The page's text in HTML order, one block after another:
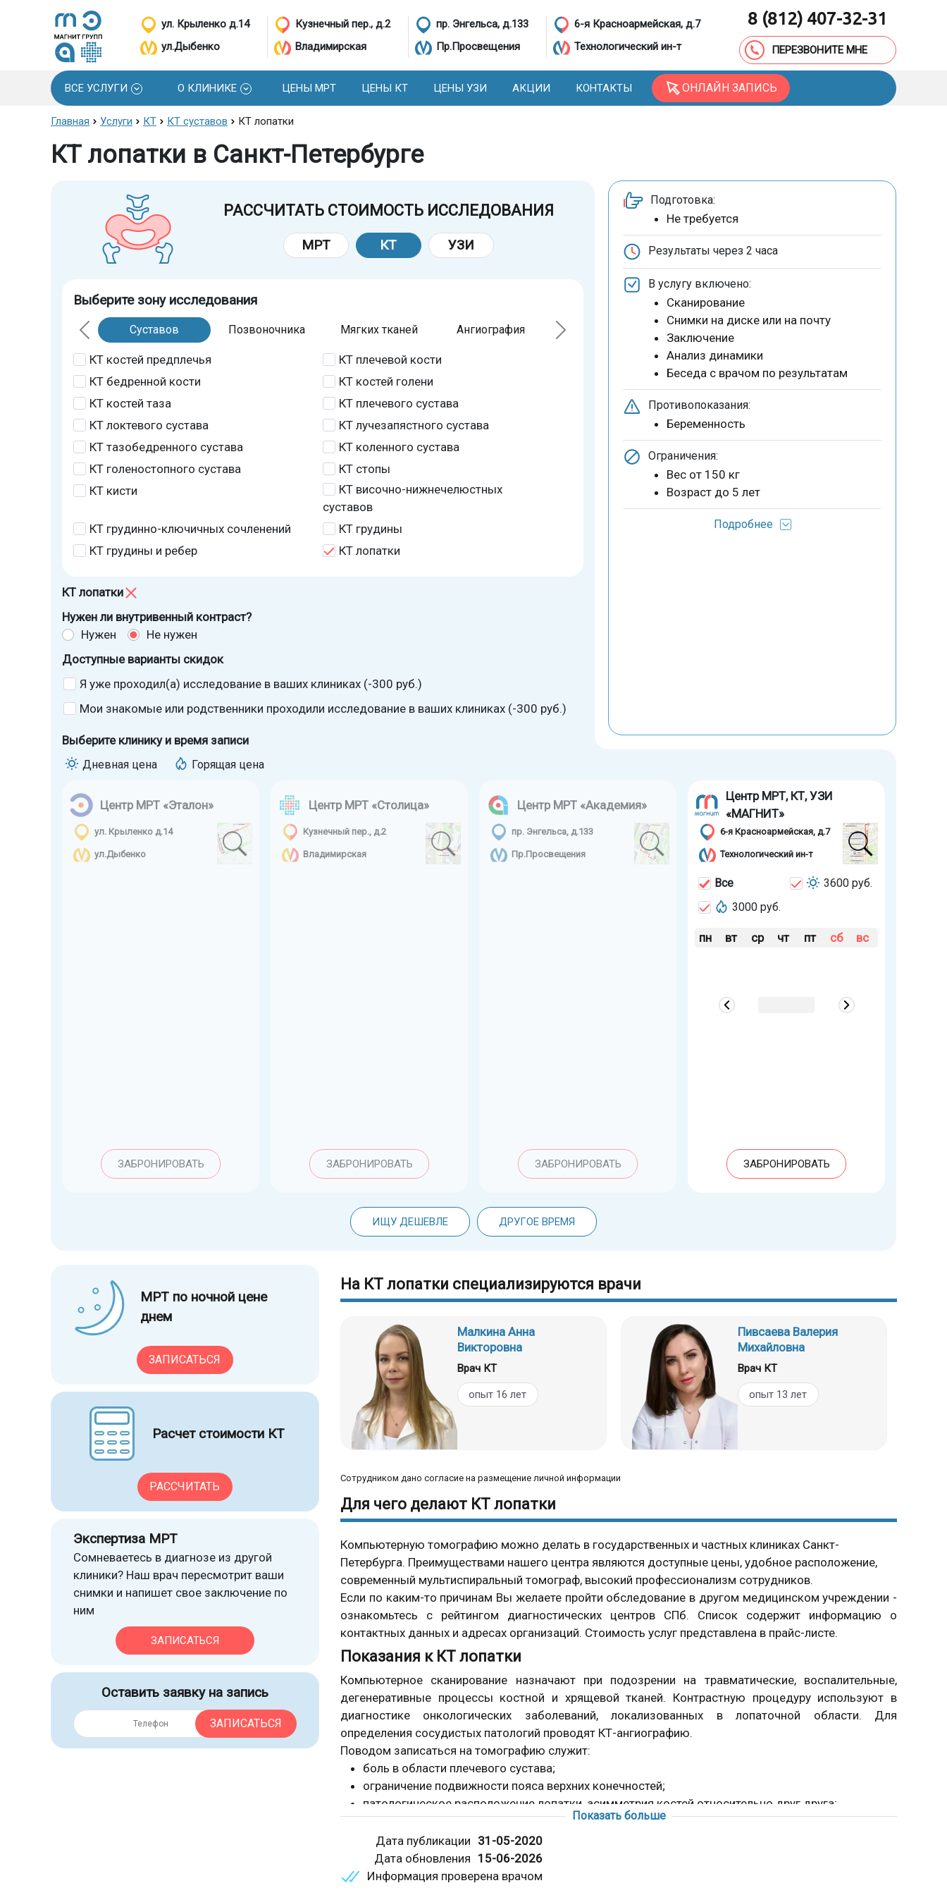
ул. Крыленко д.14
ул.Дыбенко
Кузнечный пер., д.2
Владимирская
пр. Энгельса, д.133
Пр.Просвещения
6-я Красноармейская, д.7
Технологический ин-т
8 (812) 407-32-31
ПЕРЕЗВОНИТЕ МНЕ
ВСЕ УСЛУГИ О КЛИНИКЕ ЦЕНЫ МРТ ЦЕНЫ КТ ЦЕНЫ УЗИ АКЦИИ КОНТАКТЫ ОНЛАЙН ЗАПИСЬ
Главная Услуги КТ КТ суставов КТ лопатки
КТ лопатки в Санкт-Петербурге
РАССЧИТАТЬ СТОИМОСТЬ ИССЛЕДОВАНИЯ
МРТ КТ УЗИ
Выберите зону исследования
Суставов Позвоночника Мягких тканей Ангиография
КТ костей предплечья
КТ плечевой кости
КТ бедренной кости
КТ костей голени
КТ костей таза
КТ плечевого сустава
КТ локтевого сустава
КТ лучезапястного сустава
КТ тазобедренного сустава
КТ коленного сустава
КТ голеностопного сустава
КТ стопы
КТ кисти
КТ височно-нижнечелюстных
суставов
КТ грудинно-ключичных сочленений
КТ грудины
КТ грудины и ребер
КТ лопатки
КТ лопатки
Нужен ли внутривенный контраст?
Нужен
Не нужен
Доступные варианты скидок
Я уже проходил(а) исследование в ваших клиниках (-300 руб.)
Мои знакомые или родственники проходили исследование в ваших клиниках (-300 руб.)
Выберите клинику и время записи
Подготовка:
Не требуется
Результаты через 2 часа
В услугу включено:
Сканирование
Снимки на диске или на почту
Заключение
Анализ динамики
Беседа с врачом по результатам
Противопоказания:
Беременность
Ограничения:
Вес от 150 кг
Возраст до 5 лет
Подробнее
Дневная цена Горящая цена
Центр МРТ «Эталон»
ул. Крыленко д.14
ул.Дыбенко
ЗАБРОНИРОВАТЬ
Центр МРТ «Столица»
Кузнечный пер., д.2
Владимирская
ЗАБРОНИРОВАТЬ
Центр МРТ «Академия»
пр. Энгельса, д.133
Пр.Просвещения
ЗАБРОНИРОВАТЬ
Центр МРТ, КТ, УЗИ
«МАГНИТ»
6-я Красноармейская, д.7
Технологический ин-т
Все
3600 руб.
3000 руб.
пн вт ср чт пт сб вс
ЗАБРОНИРОВАТЬ
ИЩУ ДЕШЕВЛЕ ДРУГОЕ ВРЕМЯ
МРТ по ночной цене
днем
ЗАПИСАТЬСЯ
Расчет стоимости КТ
РАССЧИТАТЬ
Экспертиза МРТ
Сомневаетесь в диагнозе из другой
клиники? Наш врач пересмотрит ваши
снимки и напишет свое заключение по
ним
ЗАПИСАТЬСЯ
Оставить заявку на запись
ЗАПИСАТЬСЯ
На КТ лопатки специализируются врачи
Малкина Анна
Викторовна
Врач КТ
опыт 16 лет
Пивсаева Валерия
Михайловна
Врач КТ
опыт 13 лет
Сотрудником дано согласие на размещение личной информации
Для чего делают КТ лопатки
Компьютерную томографию можно делать в государственных и частных клиниках Санкт-
Петербурга. Преимуществами нашего центра являются доступные цены, удобное расположение,
современный мультиспиральный томограф, высокий профессионализм сотрудников.
Если по каким-то причинам Вы желаете пройти обследование в другом медицинском учреждении -
ознакомьтесь с рейтингом диагностических центров СПб. Список содержит информацию о
контактных данных и адресах организаций. Стоимость услуг представлена в прайс-листе.
Показания к КТ лопатки
Компьютерное сканирование назначают при подозрении на травматические, воспалительные,
дегенеративные процессы костной и хрящевой тканей. Контрастную процедуру используют в
диагностике онкологических заболеваний, локализованных в лопаточной области. Для
определения сосудистых патологий проводят КТ-ангиографию.
Поводом записаться на томографию служит:
боль в области плечевого сустава;
ограничение подвижности пояса верхних конечностей;
патологическое расположение лопатки, асимметрия костей относительно друг друга;
гиперемия кожных покровов, отек в зоне плеча;
травма лопаточной кости;
изменение характера движений в плечевом суставе и т.п.
КТ лопатки назначают при первичном обращении и в качестве дополнительного метода
Показать больше
Дата публикации 31-05-2020
Дата обновления 15-06-2026
Информация проверена врачом